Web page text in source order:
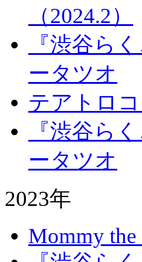
（2024.2）
『渋谷ら
ータツオ
テアトロ
『渋谷ら
ータツオ
2023年
Mommy